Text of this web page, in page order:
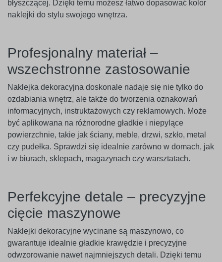
błyszczącej. Dzięki temu możesz łatwo dopasować kolor
naklejki do stylu swojego wnętrza.
Profesjonalny materiał –
wszechstronne zastosowanie
Naklejka dekoracyjna doskonale nadaje się nie tylko do
ozdabiania wnętrz, ale także do tworzenia oznakowań
informacyjnych, instruktażowych czy reklamowych. Może
być aplikowana na różnorodne gładkie i niepylące
powierzchnie, takie jak ściany, meble, drzwi, szkło, metal
czy pudełka. Sprawdzi się idealnie zarówno w domach, jak
i w biurach, sklepach, magazynach czy warsztatach.
Perfekcyjne detale – precyzyjne
cięcie maszynowe
Naklejki dekoracyjne wycinane są maszynowo, co
gwarantuje idealnie gładkie krawędzie i precyzyjne
odwzorowanie nawet najmniejszych detali. Dzięki temu